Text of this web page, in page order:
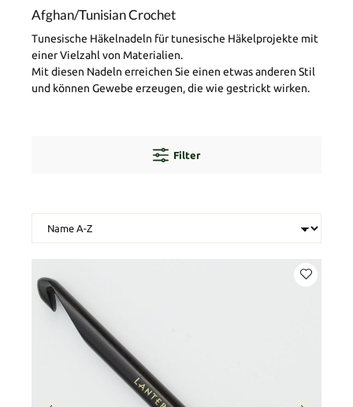
Afghan/Tunisian Crochet
Tunesische Häkelnadeln für tunesische Häkelprojekte mit
einer Vielzahl von Materialien.
Mit diesen Nadeln erreichen Sie einen etwas anderen Stil
und können Gewebe erzeugen, die wie gestrickt wirken.
Filter